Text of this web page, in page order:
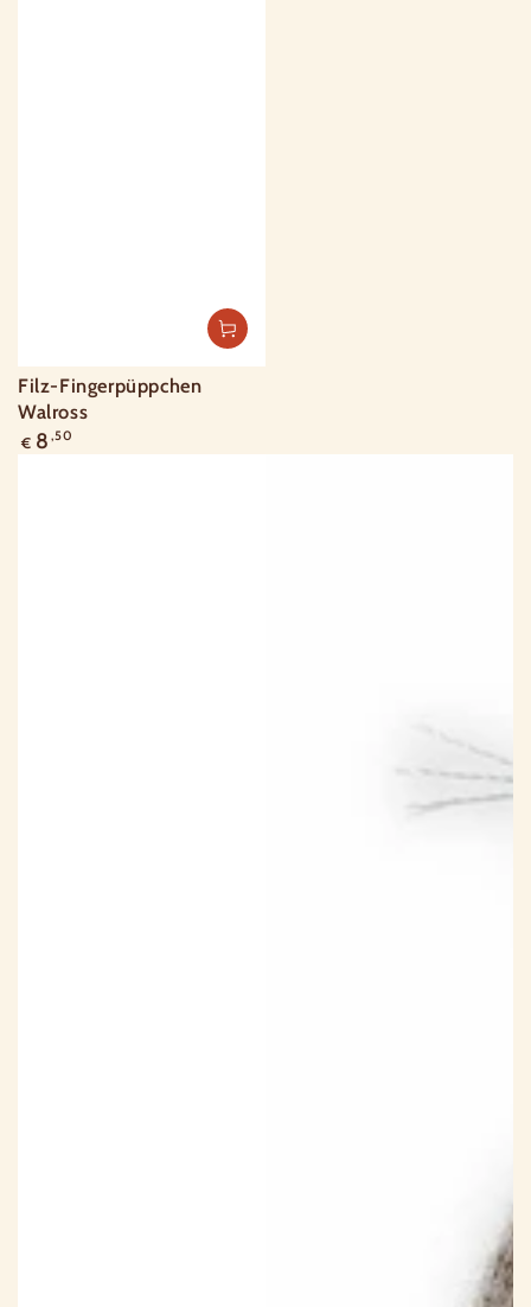
Filz-Fingerpüppchen
Walross
Regulärer
Preis
€ 8 ,50